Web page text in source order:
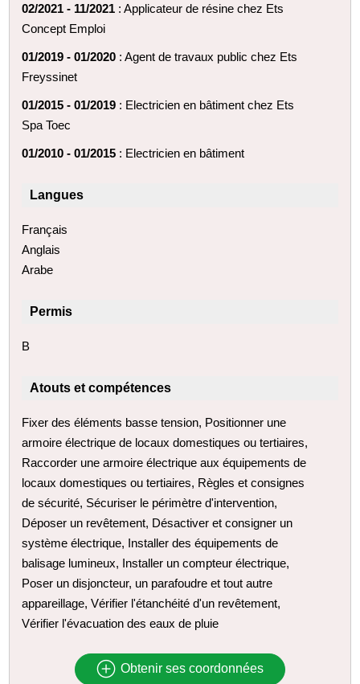
02/2021 - 11/2021 : Applicateur de résine chez Ets
Concept Emploi
01/2019 - 01/2020 : Agent de travaux public chez Ets
Freyssinet
01/2015 - 01/2019 : Electricien en bâtiment chez Ets
Spa Toec
01/2010 - 01/2015 : Electricien en bâtiment
Langues
Français
Anglais
Arabe
Permis
B
Atouts et compétences
Fixer des éléments basse tension, Positionner une
armoire électrique de locaux domestiques ou tertiaires,
Raccorder une armoire électrique aux équipements de
locaux domestiques ou tertiaires, Règles et consignes
de sécurité, Sécuriser le périmètre d'intervention,
Déposer un revêtement, Désactiver et consigner un
système électrique, Installer des équipements de
balisage lumineux, Installer un compteur électrique,
Poser un disjoncteur, un parafoudre et tout autre
appareillage, Vérifier l'étanchéité d'un revêtement,
Vérifier l'évacuation des eaux de pluie
Obtenir ses coordonnées